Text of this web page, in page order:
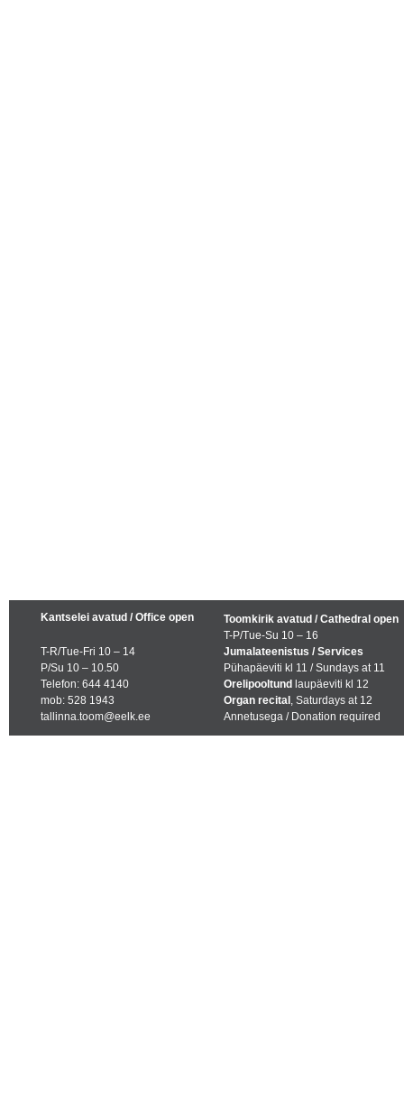
Kantselei avatud / Office open
T-R/Tue-Fri 10 – 14
P/Su 10 – 10.50
Telefon: 644 4140
mob: 528 1943
tallinna.toom@eelk.ee
Toomkirik avatud / Cathedral open
T-P/Tue-Su 10 – 16
Jumalateenistus / Services
Pühapäeviti kl 11 / Sundays at 11
Orelipooltund laupäeviti kl 12
Organ recital , Saturdays at 12
Annetusega / Donation required